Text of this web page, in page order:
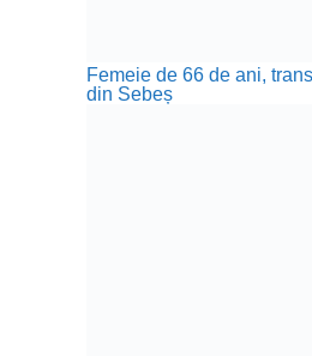
Femeie de 66 de ani,
din Sebeș